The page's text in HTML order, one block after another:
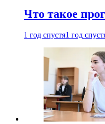
Что такое
1 год спустя1 год